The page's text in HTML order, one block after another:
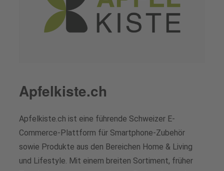
Apfelkiste.ch
Apfelkiste.ch ist eine führende Schweizer E-
Commerce-Plattform für Smartphone-Zubehör
sowie Produkte aus den Bereichen Home & Living
und Lifestyle. Mit einem breiten Sortiment, früher